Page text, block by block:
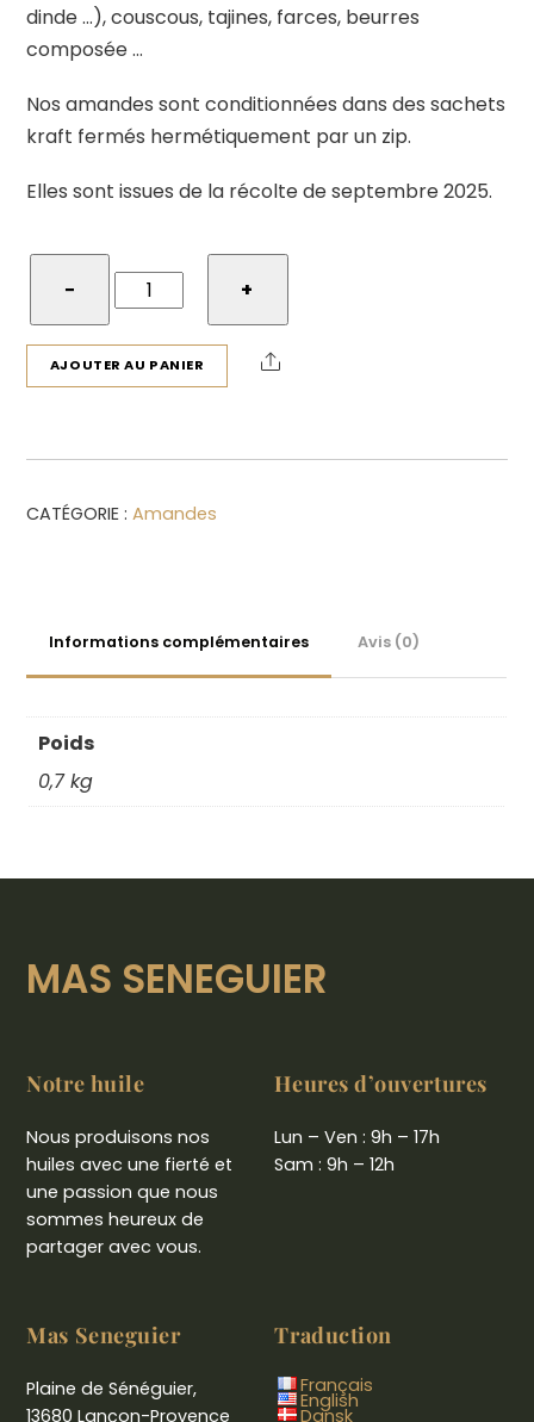
dinde …), couscous, tajines, farces, beurres
composée …
Nos amandes sont conditionnées dans des sachets
kraft fermés hermétiquement par un zip.
Elles sont issues de la récolte de septembre 2025.
−
quantité
de
sèches
500gr
+
AJOUTER AU PANIER Share
CATÉGORIE :Amandes
Informations complémentaires Avis (0)
Poids
0,7 kg
MAS SENEGUIER
Notre huile
Nous produisons nos
huiles avec une fierté et
une passion que nous
sommes heureux de
partager avec vous.
Heures d’ouvertures
Lun – Ven : 9h – 17h
Sam : 9h – 12h
Mas Seneguier
Plaine de Sénéguier,
13680 Lançon-Provence
Traduction
Français
English
Dansk